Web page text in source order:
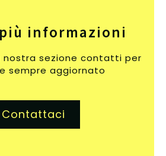
informazioni
nostra sezione contatti per
sempre aggiornato
Contattaci